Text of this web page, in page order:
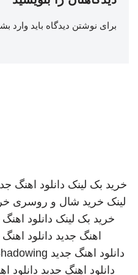
برای نوشتن دیدگاه باید وارد
خرید بک لینک دانلود اهنگ
لینک خرید شال و روسری
خرید بک لینک دانلود
اهنگ جدید دانلود
دانلود اهنگ جدید
دانلود اهنگ جدید دانلود